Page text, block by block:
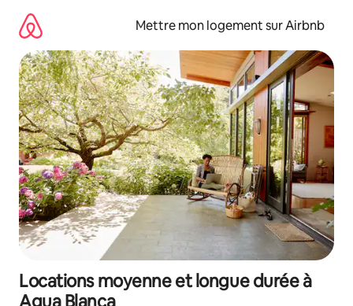
directement
contenu
Mettre mon logement sur Airbnb
Locations moyenne et longue durée à
Agua Blanca